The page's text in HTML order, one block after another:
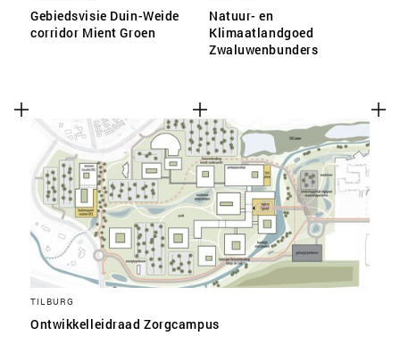
Gebiedsvisie Duin-Weide
corridor Mient Groen
Natuur- en
Klimaatlandgoed
Zwaluwenbunders
TILBURG
Ontwikkelleidraad Zorgcampus